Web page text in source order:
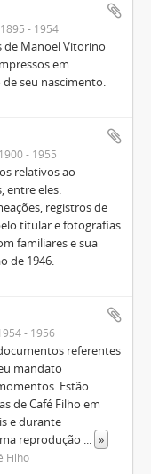
1895 - 1954
de Manoel Vitorino
em
seu nascimento.
1900 - 1955
relativos ao
entre eles:
registros de
titular e fotografias
familiares e sua
de 1946.
- 1956
referentes
mandato
Estão
de Café Filho em
e durante
reprodução ... »
Filho